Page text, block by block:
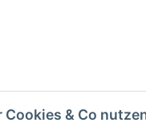
Cookies & Co